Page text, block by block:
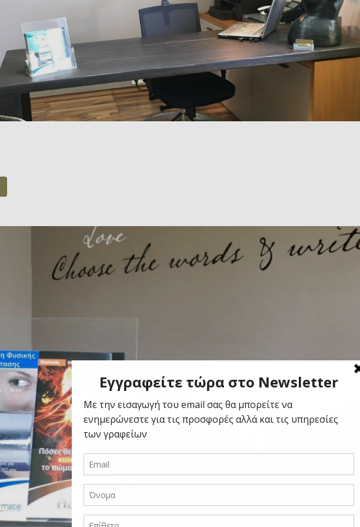
Office
Γραφείο
Slogan1
Γραφείο